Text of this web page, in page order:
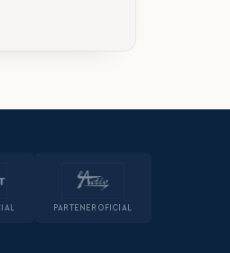
PARTENER OFICIAL